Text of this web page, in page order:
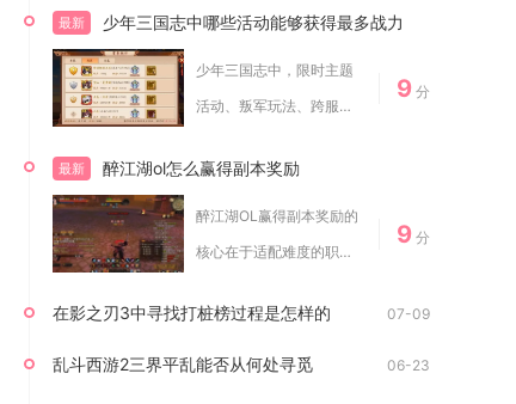
兑...
最新 少年三国志中哪些活动能够获得最多战力
少年三国志中，限时主题
活动、叛军玩法、跨服竞
9 分
最新 醉江湖ol怎么赢得副本奖励
醉江湖OL赢得副本奖励的
核心在于适配难度的职业
9 分
在影之刃3中寻找打桩榜过程是怎样的 07-09
乱斗西游2三界平乱能否从何处寻觅 06-23